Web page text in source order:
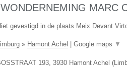
MARC
gevestigd in de plaats Meix Devant
» Hamont Achel Google maps ▼
193, 3930 Hamont Achel (